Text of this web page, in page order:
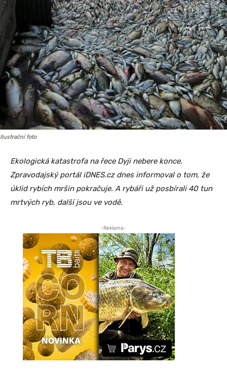
Ilustrační foto
Ekologická katastrofa na řece Dyji nebere konce.
Zpravodajský portál iDNES.cz dnes informoval o tom, že
úklid rybích mršin pokračuje. A rybáři už posbírali 40 tun
mrtvých ryb, další jsou ve vodě.
-Reklama-